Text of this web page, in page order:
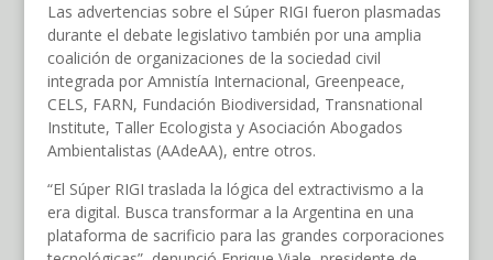
Las advertencias sobre el Súper RIGI fueron plasmadas
durante el debate legislativo también por una amplia
coalición de organizaciones de la sociedad civil
integrada por Amnistía Internacional, Greenpeace,
CELS, FARN, Fundación Biodiversidad, Transnational
Institute, Taller Ecologista y Asociación Abogados
Ambientalistas (AAdeAA), entre otros.
“El Súper RIGI traslada la lógica del extractivismo a la
era digital. Busca transformar a la Argentina en una
plataforma de sacrificio para las grandes corporaciones